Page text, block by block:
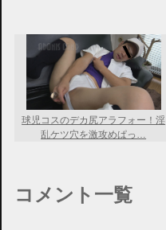
球児コスのデカ尻アラフォー！淫
乱ケツ穴を激攻めぱっ…
コメント一覧